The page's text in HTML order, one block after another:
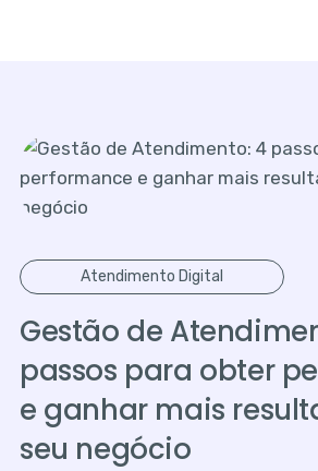
Atendimento Digital
Gestão de
passos para obter
e ganhar mais
seu negócio